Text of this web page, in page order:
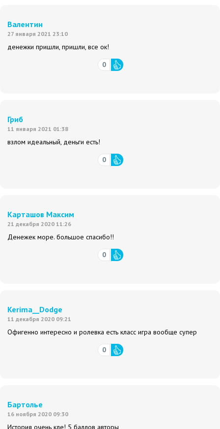
Валентин
27 января 2021 23:10
денежки пришли, пришли, все ок!
0
Гриб
11 января 2021 01:38
взлом идеальный, деньги есть!
0
Карташов Максим
21 декабря 2020 11:26
Денежек море. большое спасибо!!
0
Kerima__Dodge
11 декабря 2020 09:21
Офигенно интересно и ролевка есть класс игра вообще супер
0
Бартолье
16 ноября 2020 09:30
История очень кле! 5 баллов авторы